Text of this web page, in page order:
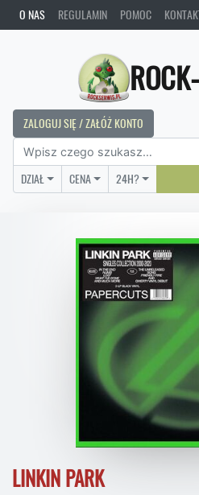
O NAS REGULAMIN POMOC
ZALOGUJ SIĘ / ZAŁÓŻ KONTO
DZIAŁ CENA 24H?
LINKIN PARK